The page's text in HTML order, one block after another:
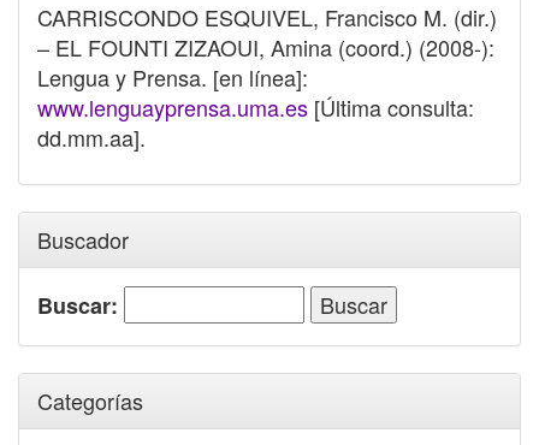
CARRISCONDO ESQUIVEL, Francisco M. (dir.)
– EL FOUNTI ZIZAOUI, Amina (coord.) (2008-):
Lengua y Prensa. [en línea]:
www.lenguayprensa.uma.es [Última consulta:
dd.mm.aa].
Buscador
Buscar:
Categorías